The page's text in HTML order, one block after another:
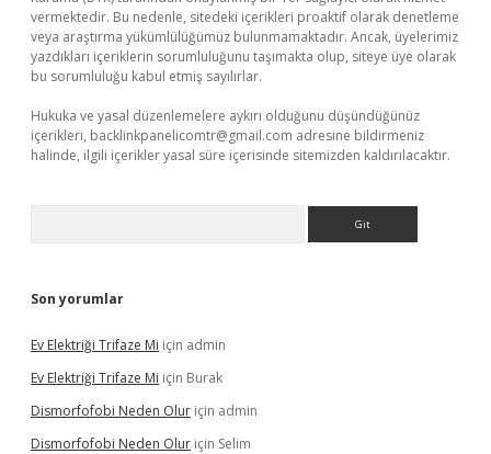
vermektedir. Bu nedenle, sitedeki içerikleri proaktif olarak denetleme
veya araştırma yükümlülüğümüz bulunmamaktadır. Ancak, üyelerimiz
yazdıkları içeriklerin sorumluluğunu taşımakta olup, siteye üye olarak
bu sorumluluğu kabul etmiş sayılırlar.
Hukuka ve yasal düzenlemelere aykırı olduğunu düşündüğünüz
içerikleri, backlinkpanelicomtr@gmail.com adresine bildirmeniz
halinde, ilgili içerikler yasal süre içerisinde sitemizden kaldırılacaktır.
Son yorumlar
Ev Elektriği Trifaze Mi için admin
Ev Elektriği Trifaze Mi için Burak
Dismorfofobi Neden Olur için admin
Dismorfofobi Neden Olur için Selim